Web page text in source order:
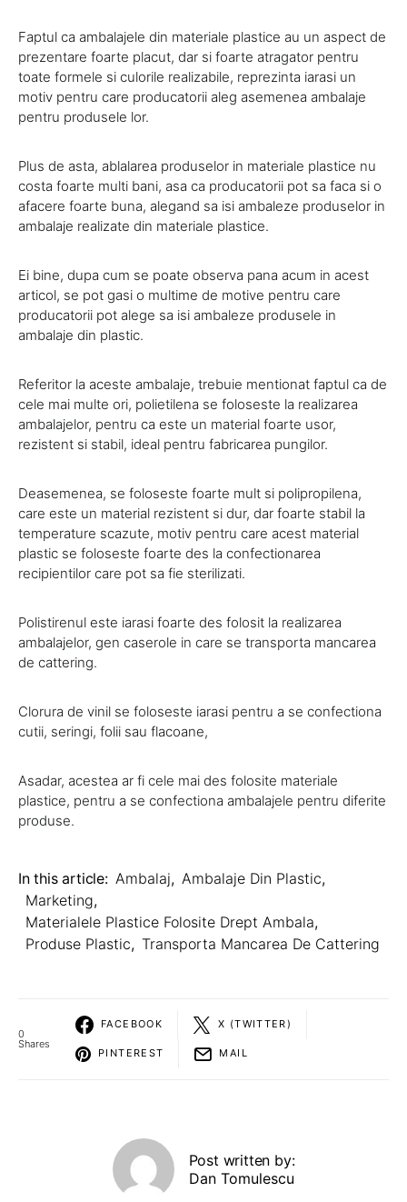
Faptul ca ambalajele din materiale plastice au un aspect de
prezentare foarte placut, dar si foarte atragator pentru
toate formele si culorile realizabile, reprezinta iarasi un
motiv pentru care producatorii aleg asemenea ambalaje
pentru produsele lor.
Plus de asta, ablalarea produselor in materiale plastice nu
costa foarte multi bani, asa ca producatorii pot sa faca si o
afacere foarte buna, alegand sa isi ambaleze produselor in
ambalaje realizate din materiale plastice.
Ei bine, dupa cum se poate observa pana acum in acest
articol, se pot gasi o multime de motive pentru care
producatorii pot alege sa isi ambaleze produsele in
ambalaje din plastic.
Referitor la aceste ambalaje, trebuie mentionat faptul ca de
cele mai multe ori, polietilena se foloseste la realizarea
ambalajelor, pentru ca este un material foarte usor,
rezistent si stabil, ideal pentru fabricarea pungilor.
Deasemenea, se foloseste foarte mult si polipropilena,
care este un material rezistent si dur, dar foarte stabil la
temperature scazute, motiv pentru care acest material
plastic se foloseste foarte des la confectionarea
recipientilor care pot sa fie sterilizati.
Polistirenul este iarasi foarte des folosit la realizarea
ambalajelor, gen caserole in care se transporta mancarea
de cattering.
Clorura de vinil se foloseste iarasi pentru a se confectiona
cutii, seringi, folii sau flacoane,
Asadar, acestea ar fi cele mai des folosite materiale
plastice, pentru a se confectiona ambalajele pentru diferite
produse.
In this article: Ambalaj, Ambalaje Din Plastic,
Marketing,
Materialele Plastice Folosite Drept Ambala,
Produse Plastic, Transporta Mancarea De Cattering
0
Shares
FACEBOOK X (TWITTER)
PINTEREST MAIL
Post written by:
Dan Tomulescu